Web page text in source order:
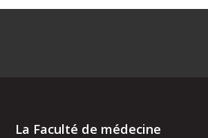
La Faculté de médecine